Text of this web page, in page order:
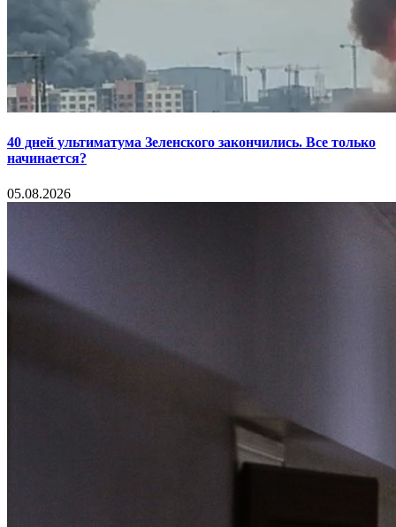
40 дней ультиматума Зеленского закончились. Все только
начинается?
05.08.2026